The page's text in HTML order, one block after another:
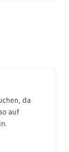
da
auf